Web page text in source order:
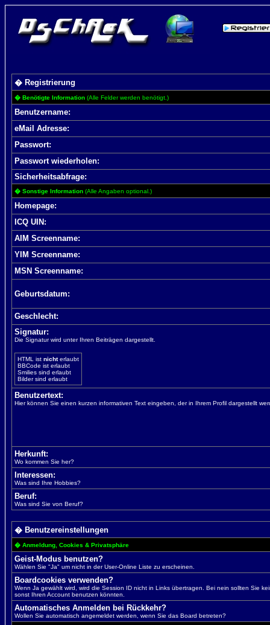
� Registrierung
� Benötigte Information (Alle Felder werden benötigt.)
Benutzername:
eMail Adresse:
Passwort:
Passwort wiederholen:
Sicherheitsabfrage:
� Sonstige Information (Alle Angaben optional.)
Homepage:
ICQ UIN:
AIM Screenname:
YIM Screenname:
MSN Screenname:
Geburtsdatum:
Geschlecht:
Signatur:
Die Signatur wird unter Ihren Beiträgen dargestellt.
HTML ist nichterlaubt
BBCode ist erlaubt
Smilies sind erlaubt
Bilder sind erlaubt
Benutzertext:
Hier können Sie einen kurzen informativen Text eingeben, der in Ihrem Profil dargestellt
Herkunft:
Wo kommen Sie her?
Interessen:
Was sind Ihre Hobbies?
Beruf:
Was sind Sie von Beruf?
� Benutzereinstellungen
� Anmeldung, Cookies & Privatsphäre
Geist-Modus benutzen?
Wählen Sie "Ja" um nicht in der User-Online Liste zu erscheinen.
Boardcookies verwenden?
Wenn Ja gewählt wird, wird die Session ID nicht in Links übertragen. Bei nein sollten Sie
sonst Ihren Account benutzen könnten.
Automatisches Anmelden bei Rückkehr?
Wollen Sie automatisch angemeldet werden, wenn Sie das Board betreten?